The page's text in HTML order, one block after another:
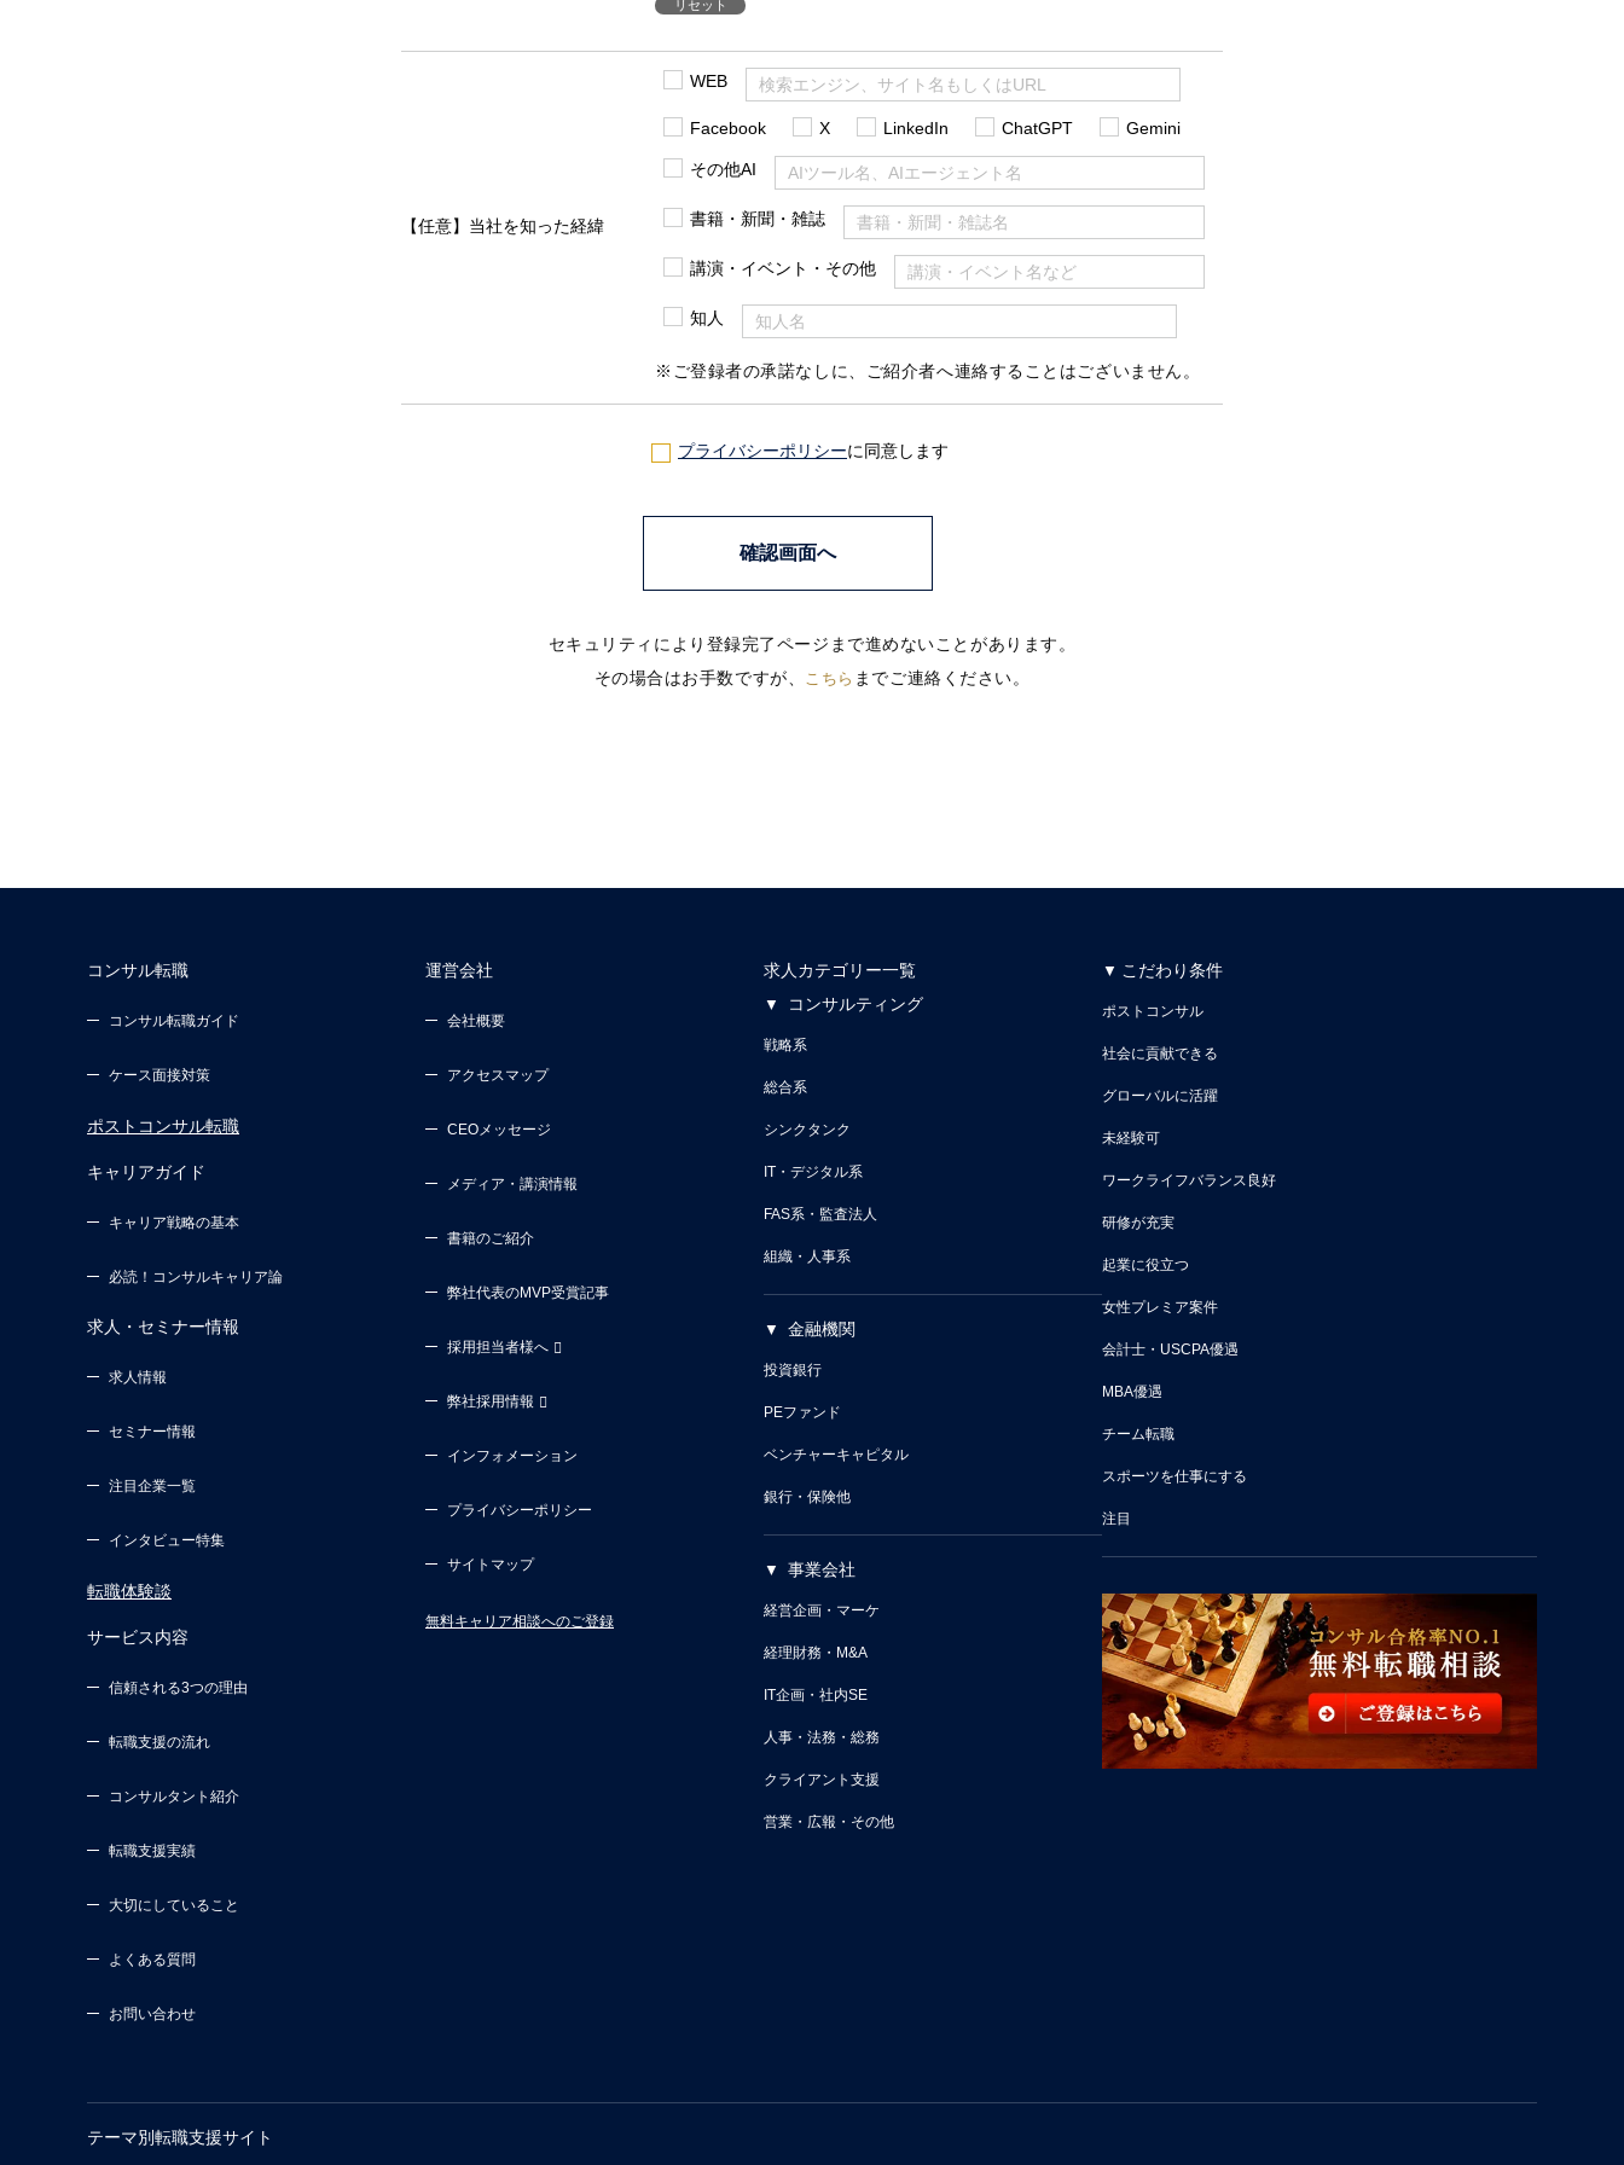
リセット
【任意】当社を知った経緯
WEB
Facebook X LinkedIn ChatGPT Gemini
その他AI
書籍・新聞・雑誌
講演・イベント・その他
知人
※ご登録者の承諾なしに、ご紹介者へ連絡することはございません。
プライバシーポリシーに同意します
セキュリティにより登録完了ページまで進めないことがあります。
その場合はお手数ですが、
こちら までご連絡ください。
コンサル転職
コンサル転職ガイド
ケース面接対策
ポストコンサル転職
キャリアガイド
キャリア戦略の基本
必読！コンサルキャリア論
求人・セミナー情報
求人情報
セミナー情報
注目企業一覧
インタビュー特集
転職体験談
サービス内容
信頼される3つの理由
転職支援の流れ
コンサルタント紹介
転職支援実績
大切にしていること
よくある質問
お問い合わせ
運営会社
会社概要
アクセスマップ
CEOメッセージ
メディア・講演情報
書籍のご紹介
弊社代表のMVP受賞記事
採用担当者様へ
弊社採用情報
インフォメーション
プライバシーポリシー
サイトマップ
無料キャリア相談へのご登録
求人カテゴリー一覧
コンサルティング
戦略系
総合系
シンクタンク
IT・デジタル系
FAS系・監査法人
組織・人事系
金融機関
投資銀行
PEファンド
ベンチャーキャピタル
銀行・保険他
事業会社
経営企画・マーケ
経理財務・M&A
IT企画・社内SE
人事・法務・総務
クライアント支援
営業・広報・その他
こだわり条件
ポストコンサル
社会に貢献できる
グローバルに活躍
未経験可
ワークライフバランス良好
研修が充実
起業に役立つ
女性プレミア案件
会計士・USCPA優遇
MBA優遇
チーム転職
スポーツを仕事にする
注目
テーマ別転職支援サイト